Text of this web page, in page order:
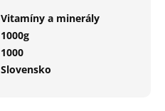
Vitamíny a minerály
1000g
1000
Slovensko